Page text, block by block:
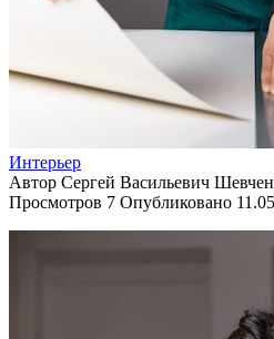
Интерьер
Автор Сергей Васильевич
Просмотров 7 Опубликовано